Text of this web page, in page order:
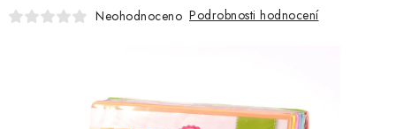
FOTORECENZE
Neohodnoceno Podrobnosti hodnocení